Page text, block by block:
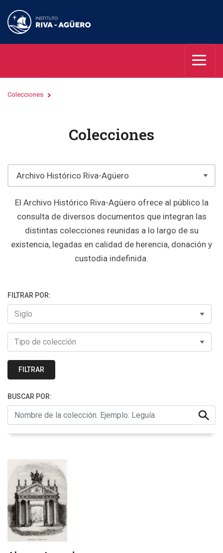
Colecciones
Colecciones
El Archivo Histórico Riva-Agüero ofrece al público la
consulta de diversos documentos que integran las
distintas colecciones reunidas a lo largo de su
existencia, legadas en calidad de herencia, donación y
custodia indefinida.
FILTRAR POR:
FILTRAR
BUSCAR POR: